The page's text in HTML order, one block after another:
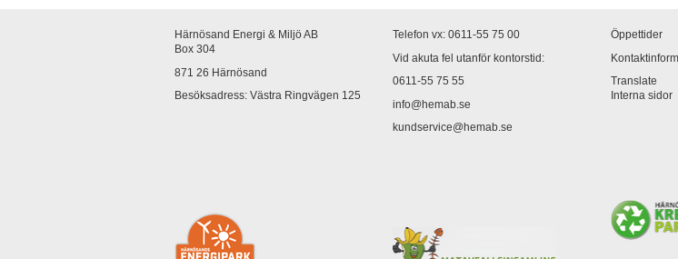
Härnösand Energi & Miljö AB
Box 304
871 26 Härnösand
Besöksadress: Västra Ringvägen 125
Telefon vx: 0611-55 75 00
Vid akuta fel utanför kontorstid:
0611-55 75 55
info@hemab.se
kundservice@hemab.se
Öppettider
Translate
Interna sidor